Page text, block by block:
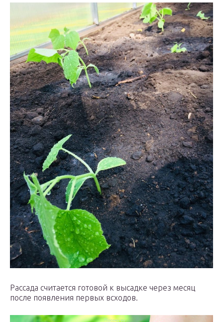
Рассада считается готовой к высадке через месяц
после появления первых всходов.